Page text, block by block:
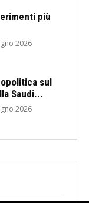
più
2026
sul
Saudi...
2026